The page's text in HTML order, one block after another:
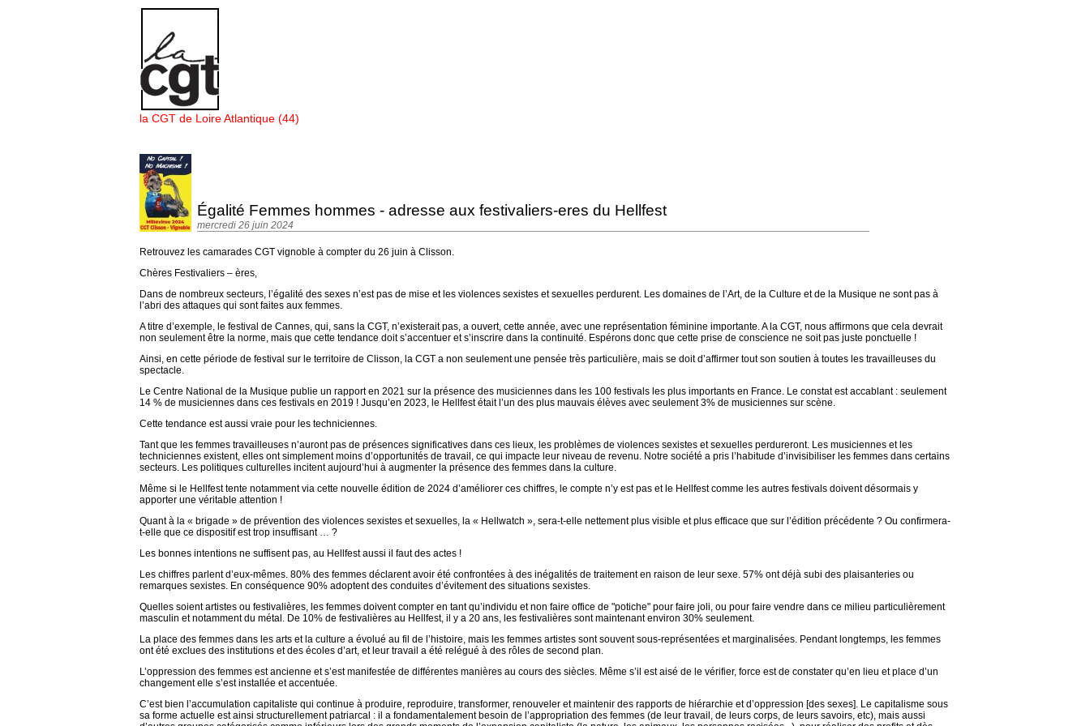
Panneau de gestion des cookies
la CGT de Loire Atlantique (44)
Égalité Femmes hommes - adresse aux festivaliers-eres du Hellfest
mercredi 26 juin 2024
Retrouvez les camarades CGT vignoble à compter du 26 juin à Clisson.
Chères Festivaliers – ères,
Dans de nombreux secteurs, l’égalité des sexes n’est pas de mise et les violences sexistes et sexuelles perdurent. Les domaines de l’Art, de la Culture et de la Musique ne sont pas à
l’abri des attaques qui sont faites aux femmes.
A titre d’exemple, le festival de Cannes, qui, sans la CGT, n’existerait pas, a ouvert, cette année, avec une représentation féminine importante. A la CGT, nous affirmons que cela devrait
non seulement être la norme, mais que cette tendance doit s’accentuer et s’inscrire dans la continuité. Espérons donc que cette prise de conscience ne soit pas juste ponctuelle !
Ainsi, en cette période de festival sur le territoire de Clisson, la CGT a non seulement une pensée très particulière, mais se doit d’affirmer tout son soutien à toutes les travailleuses du
spectacle.
Le Centre National de la Musique publie un rapport en 2021 sur la présence des musiciennes dans les 100 festivals les plus importants en France. Le constat est accablant : seulement
14 % de musiciennes dans ces festivals en 2019 ! Jusqu’en 2023, le Hellfest était l’un des plus mauvais élèves avec seulement 3% de musiciennes sur scène.
Cette tendance est aussi vraie pour les techniciennes.
Tant que les femmes travailleuses n’auront pas de présences significatives dans ces lieux, les problèmes de violences sexistes et sexuelles perdureront. Les musiciennes et les
techniciennes existent, elles ont simplement moins d’opportunités de travail, ce qui impacte leur niveau de revenu. Notre société a pris l’habitude d’invisibiliser les femmes dans certains
secteurs. Les politiques culturelles incitent aujourd’hui à augmenter la présence des femmes dans la culture.
Même si le Hellfest tente notamment via cette nouvelle édition de 2024 d’améliorer ces chiffres, le compte n’y est pas et le Hellfest comme les autres festivals doivent désormais y
apporter une véritable attention !
Quant à la « brigade » de prévention des violences sexistes et sexuelles, la « Hellwatch », sera-t-elle nettement plus visible et plus efficace que sur l’édition précédente ? Ou confirmera-
t-elle que ce dispositif est trop insuffisant … ?
Les bonnes intentions ne suffisent pas, au Hellfest aussi il faut des actes !
Les chiffres parlent d’eux-mêmes. 80% des femmes déclarent avoir été confrontées à des inégalités de traitement en raison de leur sexe. 57% ont déjà subi des plaisanteries ou
remarques sexistes. En conséquence 90% adoptent des conduites d’évitement des situations sexistes.
Quelles soient artistes ou festivalières, les femmes doivent compter en tant qu’individu et non faire office de "potiche" pour faire joli, ou pour faire vendre dans ce milieu particulièrement
masculin et notamment du métal. De 10% de festivalières au Hellfest, il y a 20 ans, les festivalières sont maintenant environ 30% seulement.
La place des femmes dans les arts et la culture a évolué au fil de l’histoire, mais les femmes artistes sont souvent sous-représentées et marginalisées. Pendant longtemps, les femmes
ont été exclues des institutions et des écoles d’art, et leur travail a été relégué à des rôles de second plan.
L’oppression des femmes est ancienne et s’est manifestée de différentes manières au cours des siècles. Même s’il est aisé de le vérifier, force est de constater qu’en lieu et place d’un
changement elle s’est installée et accentuée.
C’est bien l’accumulation capitaliste qui continue à produire, reproduire, transformer, renouveler et maintenir des rapports de hiérarchie et d’oppression [des sexes]. Le capitalisme sous
sa forme actuelle est ainsi structurellement patriarcal : il a fondamentalement besoin de l’appropriation des femmes (de leur travail, de leurs corps, de leurs savoirs, etc), mais aussi